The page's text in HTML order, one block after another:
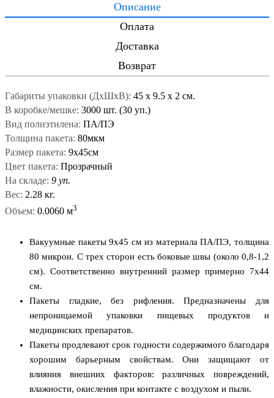
Описание
Оплата
Доставка
Возврат
Габариты упаковки (ДxШxВ): 45 x 9.5 x 2 см.
В коробке/мешке: 3000 шт. (30 уп.)
Вид полиэтилена: ПА/ПЭ
Толщина пакета: 80мкм
Размер пакета: 9х45см
Цвет пакета: Прозрачный
На складе: 9 уп.
Вес: 2.28 кг.
Объем: 0.0060 м3
Вакуумные пакеты 9х45 см из материала ПА/ПЭ, толщина
80 микрон. С трех сторон есть боковые швы (около 0,8-1,2
см). Соответственно внутренний размер примерно 7x44
см.
Пакеты гладкие, без рифления. Предназначены для
непроницаемой упаковки пищевых продуктов и
медицинских препаратов.
Пакеты продлевают срок годности содержимого благодаря
хорошим барьерным свойствам. Они защищают от
влияния внешних факторов: различных повреждений,
влажности, окисления при контакте с воздухом и пыли.